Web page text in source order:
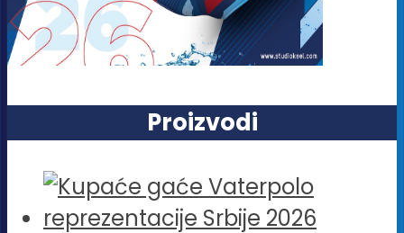
Proizvodi